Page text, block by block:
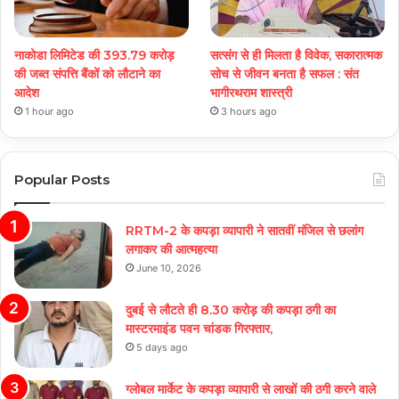
नाकोडा लिमिटेड की 393.79 करोड़
की जब्त संपत्ति बैंकों को लौटाने का
आदेश
1 hour ago
सत्संग से ही मिलता है विवेक, सकारात्मक
सोच से जीवन बनता है सफल : संत
भागीरथराम शास्त्री
3 hours ago
Popular Posts
RRTM-2 के कपड़ा व्यापारी ने सातवीं मंजिल से छलांग
लगाकर की आत्महत्या
June 10, 2026
दुबई से लौटते ही 8.30 करोड़ की कपड़ा ठगी का
मास्टरमाइंड पवन चांडक गिरफ्तार,
5 days ago
ग्लोबल मार्केट के कपड़ा व्यापारी से लाखों की ठगी करने वाले